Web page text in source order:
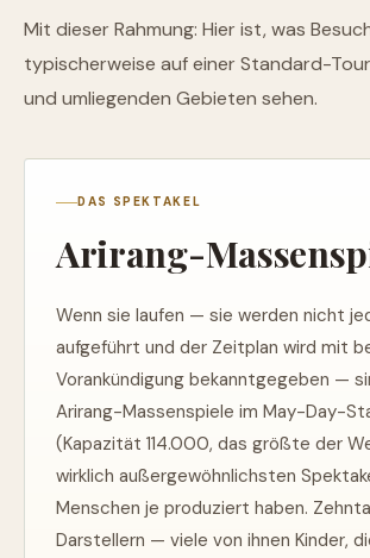
Mit dieser Rahmung: Hier ist, was
typischerweise auf einer Standard-Tour
und umliegenden Gebieten sehen.
DAS SPEKTAKEL
Arirang-
Wenn sie laufen — sie werden nicht
aufgeführt und der Zeitplan wird mit
Vorankündigung bekanntgegeben —
Arirang-Massenspiele im May-Day-
(Kapazität 114.000, das größte der
wirklich außergewöhnlichsten
Menschen je produziert haben.
Darstellern — viele von ihnen Kinder,